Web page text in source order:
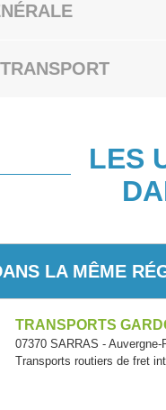
LES
LA MÊME
TRANSPORTS
07370 SARRAS - Auvergne-
Transports routiers de fret